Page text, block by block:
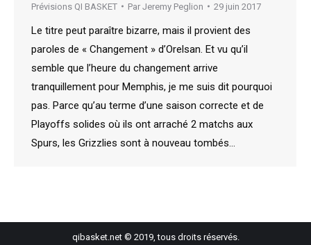
Prévisions QI BASKET Par Jeremy Peglion 29 juin 2017
Le titre peut paraître bizarre, mais il provient des
paroles de « Changement » d’Orelsan. Et vu qu’il
semble que l’heure du changement arrive
tranquillement pour Memphis, je me suis dit pourquoi
pas. Parce qu’au terme d’une saison correcte et de
Playoffs solides où ils ont arraché 2 matchs aux
Spurs, les Grizzlies sont à nouveau tombés…
qibasket.net © 2019, tous droits réservés.